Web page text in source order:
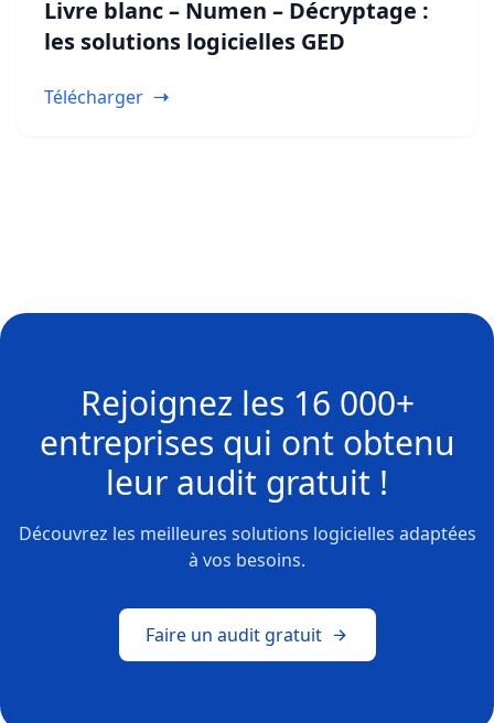
Livre blanc – Numen – Décryptage :
les solutions logicielles GED
Télécharger
Rejoignez les 16 000+
entreprises qui ont obtenu
leur audit gratuit !
Découvrez les meilleures solutions logicielles adaptées
à vos besoins.
Faire un audit gratuit